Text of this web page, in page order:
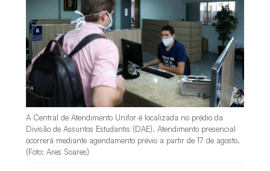
A Central de Atendimento Unifor é localizada no prédio da
Divisão de Assuntos Estudantis (DAE). Atendimento presencial
ocorrerá mediante agendamento prévio a partir de 17 de agosto.
(Foto: Ares Soares)